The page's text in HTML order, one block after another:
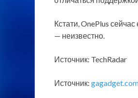
Кстати, OnePlus
— неизвестно.
Источник: TechRadar
Источник: